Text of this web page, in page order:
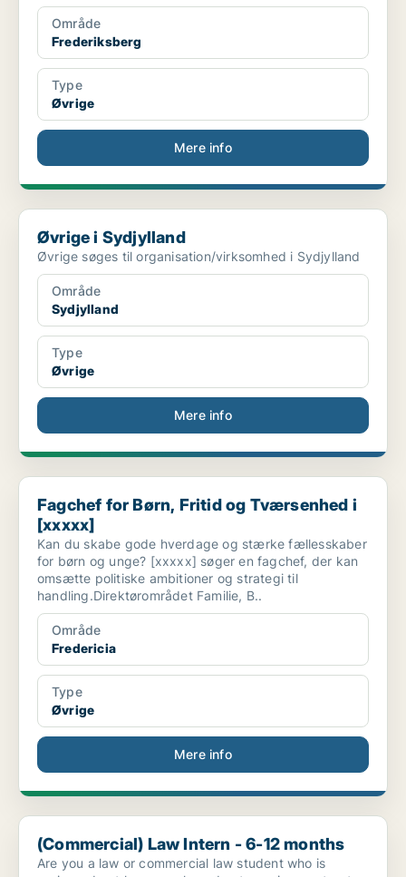
Område
Frederiksberg
Type
Øvrige
Mere info
Øvrige i Sydjylland
Øvrige i Sydjylland
Øvrige søges til organisation/virksomhed i Sydjylland
Område
Sydjylland
Type
Øvrige
Mere info
Fagchef for Børn, Fritid og Tværsenhed i [xxxxx]
Fagchef for Børn, Fritid og Tværsenhed i
[xxxxx]
Kan du skabe gode hverdage og stærke fællesskaber
for børn og unge? [xxxxx] søger en fagchef, der kan
omsætte politiske ambitioner og strategi til
handling.Direktørområdet Familie, B..
Område
Fredericia
Type
Øvrige
Mere info
(Commercial) Law Intern - 6-12 months
(Commercial) Law Intern - 6-12 months
Are you a law or commercial law student who is